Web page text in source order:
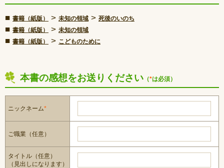
■ 書籍（紙版） > 未知の領域 > 死後のいのち
■ 書籍（紙版） > 未知の領域
■ 書籍（紙版） > こどものために
本書の感想をお送りください （*は必須）
ニックネーム*
ご職業（任意）
タイトル（任意）
（見出しになります）